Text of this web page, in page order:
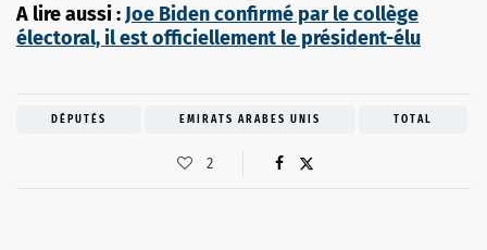
A lire aussi : Joe Biden confirmé par le collège
électoral, il est officiellement le président-élu
DÉPUTÉS EMIRATS ARABES UNIS TOTAL
2